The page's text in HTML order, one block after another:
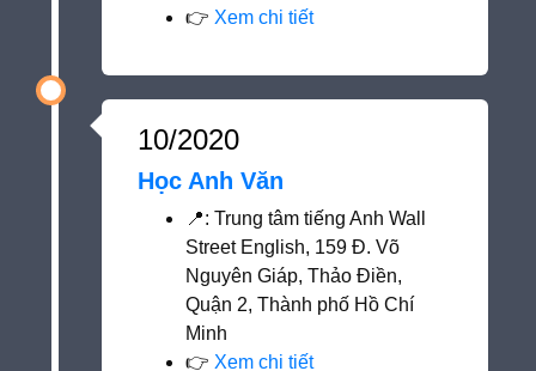
👉 Xem chi tiết
10/2020
Học Anh Văn
📍: Trung tâm tiếng Anh Wall
Street English, 159 Đ. Võ
Nguyên Giáp, Thảo Điền,
Quận 2, Thành phố Hồ Chí
Minh
👉 Xem chi tiết